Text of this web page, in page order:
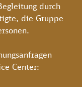
durch
die Gruppe
Center: